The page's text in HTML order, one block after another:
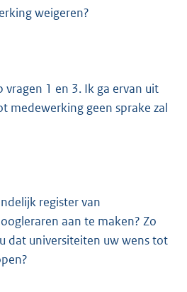
weigeren?
1 en 3. Ik ga ervan uit
medewerking geen sprake zal
register van
aan te maken? Zo
dat universiteiten uw wens tot